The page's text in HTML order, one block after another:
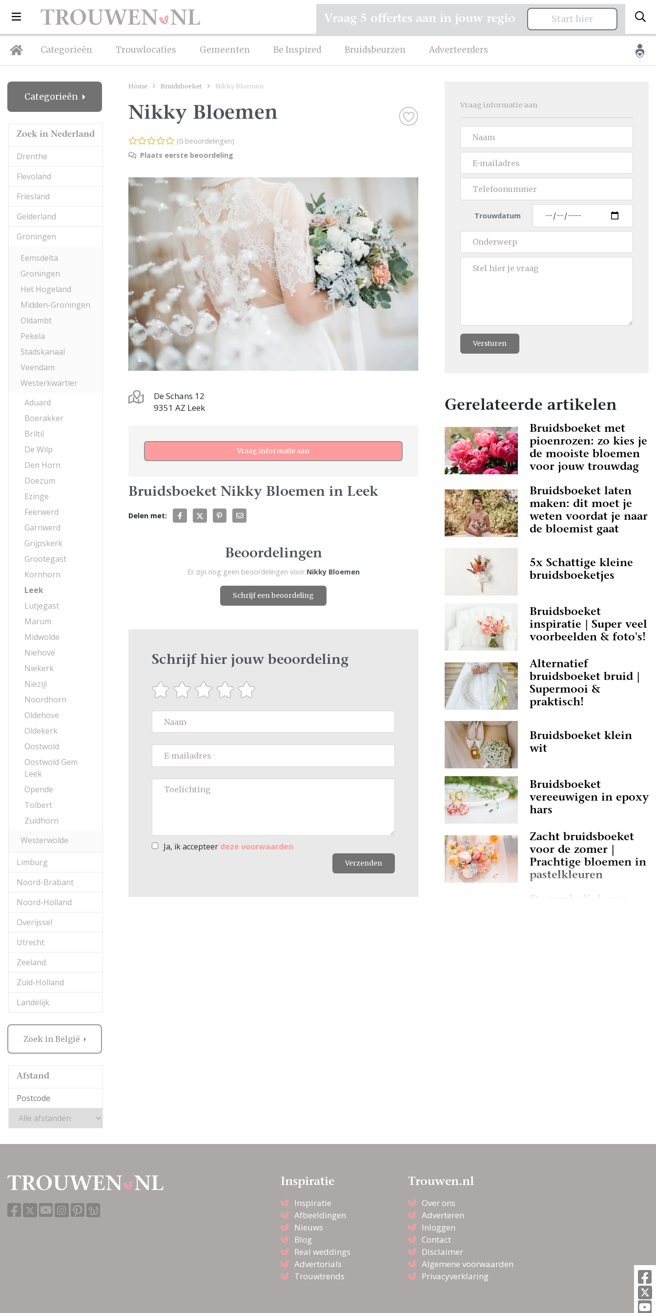
Categorieën Trouwlocaties Gemeenten Be Inspired Bruidsbeurzen Adverteerders
Vraag 5 offertes aan in jouw regio Start hier
Categorieën
Zoek in Nederland
Drenthe
Flevoland
Friesland
Gelderland
Groningen
Eemsdelta
Groningen
Het Hogeland
Midden-Groningen
Oldambt
Pekela
Stadskanaal
Veendam
Westerkwartier
Aduard
Boerakker
Briltil
De Wilp
Den Horn
Doezum
Ezinge
Feerwerd
Garnwerd
Grijpskerk
Grootegast
Kornhorn
Leek
Lutjegast
Marum
Midwolde
Niehove
Niekerk
Niezijl
Noordhorn
Oldehove
Oldekerk
Oostwold
Oostwold Gem
Leek
Opende
Tolbert
Zuidhorn
Westerwolde
Limburg
Noord-Brabant
Noord-Holland
Overijssel
Utrecht
Zeeland
Zuid-Holland
Landelijk
Zoek in België
Afstand
Home Bruidsboeket Nikky Bloemen
Nikky Bloemen
(0 beoordelingen)
Plaats eerste beoordeling
De Schans 12
9351 AZ Leek
Vraag informatie aan
Bruidsboeket Nikky Bloemen in Leek
Delen met:
Beoordelingen
Er zijn nog geen beoordelingen voor Nikky Bloemen
Schrijf een beoordeling
Schrijf hier jouw beoordeling
Ja, ik accepteer deze voorwaarden
Verzenden
Vraag informatie aan
Trouwdatum
Versturen
Gerelateerde artikelen
Bruidsboeket met
pioenrozen: zo kies je
de mooiste bloemen
voor jouw trouwdag
Bruidsboeket laten
maken: dit moet je
weten voordat je naar
de bloemist gaat
5x Schattige kleine
bruidsboeketjes
Bruidsboeket
inspiratie | Super veel
voorbeelden & foto's!
Alternatief
bruidsboeket bruid |
Supermooi &
praktisch!
Bruidsboeket klein
wit
Bruidsboeket
vereeuwigen in epoxy
hars
Zacht bruidsboeket
voor de zomer |
Prachtige bloemen in
pastelkleuren
Inspiratie
Inspiratie
Afbeeldingen
Nieuws
Blog
Real weddings
Advertorials
Trouwtrends
Trouwen.nl
Over ons
Adverteren
Inloggen
Contact
Disclaimer
Algemene voorwaarden
Privacyverklaring